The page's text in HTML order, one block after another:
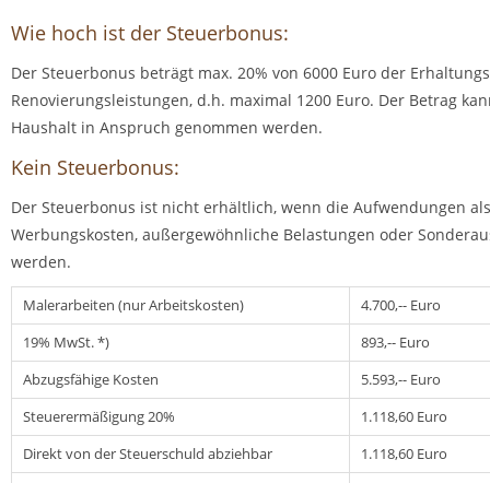
Wie hoch ist der Steuerbonus:
Der Steuerbonus beträgt max. 20% von 6000 Euro der
Renovierungsleistungen, d.h. maximal 1200 Euro. Der Betrag
Haushalt in Anspruch genommen werden.
Kein Steuerbonus:
Der Steuerbonus ist nicht erhältlich, wenn die Aufwendungen
Werbungskosten, außergewöhnliche Belastungen oder
werden.
Malerarbeiten (nur Arbeitskosten)
4.700,-- Euro
19% MwSt. *)
893,-- Euro
Abzugsfähige Kosten
5.593,-- Euro
Steuerermäßigung 20%
1.118,60 Euro
Direkt von der Steuerschuld abziehbar
1.118,60 Euro